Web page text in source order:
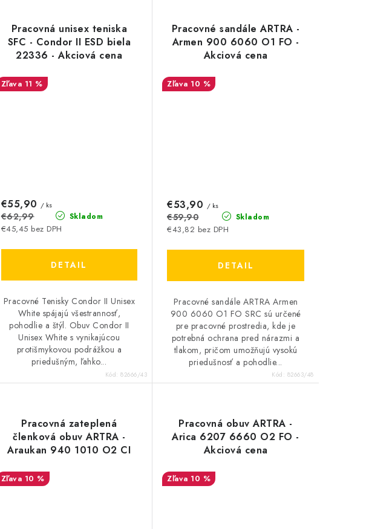
Pracovná unisex teniska
SFC - Condor II ESD biela
22336 - Akciová cena
11 %
Skladom
€45,45 bez DPH
€55,90 / ks
€62,99
DETAIL
Pracovné Tenisky Condor II Unisex
White spájajú všestrannosť,
pohodlie a štýl. Obuv Condor II
Unisex White s vynikajúcou
protišmykovou podrážkou a
priedušným, ľahko...
Kód:82666/43
Pracovné sandále ARTRA -
Armen 900 6060 O1 FO -
Akciová cena
10 %
Skladom
€43,82 bez DPH
€53,90 / ks
€59,90
DETAIL
Pracovné sandále ARTRA Armen
900 6060 O1 FO SRC sú určené
pre pracovné prostredia, kde je
potrebná ochrana pred nárazmi a
tlakom, pričom umožňujú vysokú
priedušnosť a pohodlie...
Kód: 82663/48
Pracovná zateplená
členková obuv ARTRA -
Araukan 940 1010 O2 CI
10 %
Pracovná obuv ARTRA -
Arica 6207 6660 O2 FO -
Akciová cena
10 %